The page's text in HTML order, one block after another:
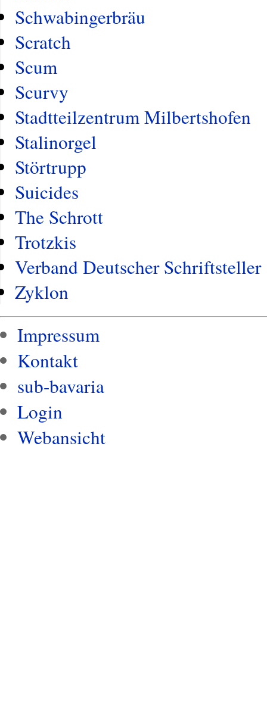
Schwabingerbräu
Scratch
Scum
Scurvy
Stadtteilzentrum Milbertshofen
Stalinorgel
Störtrupp
Suicides
The Schrott
Trotzkis
Verband Deutscher Schriftsteller
Zyklon
Impressum
Kontakt
sub-bavaria
Login
Webansicht